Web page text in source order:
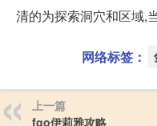
清的为探索洞穴和区域,
网络标签：
上一篇
fgo伊莉雅攻略